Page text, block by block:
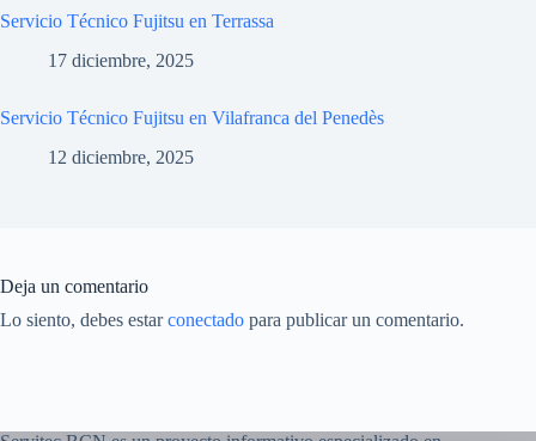
Servicio Técnico Fujitsu en Terrassa
17 diciembre, 2025
Servicio Técnico Fujitsu en Vilafranca del Penedès
12 diciembre, 2025
Deja un comentario
Lo siento, debes estarconectado para publicar un comentario.